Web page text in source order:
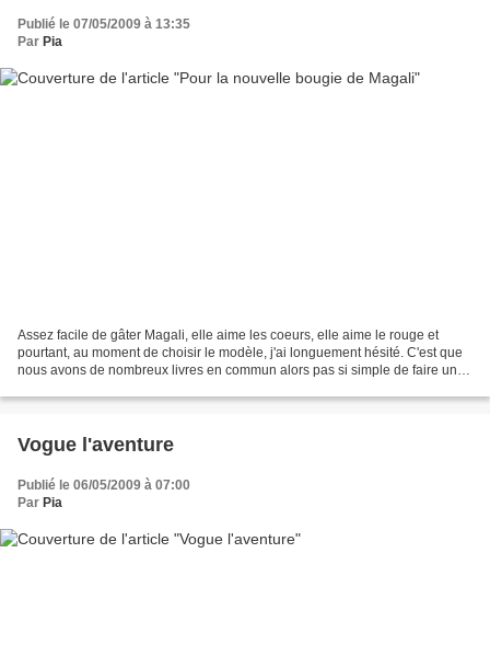
Publié le 07/05/2009 à 13:35
Par Pia
Assez facile de gâter Magali, elle aime les coeurs, elle aime le rouge et
pourtant, au moment de choisir le modèle, j'ai longuement hésité. C'est que
nous avons de nombreux livres en commun alors pas si simple de faire un
Vogue l'aventure
Publié le 06/05/2009 à 07:00
Par Pia